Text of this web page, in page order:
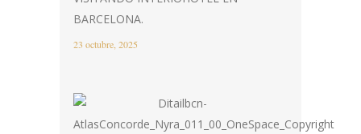
BARCELONA.
23 octubre, 2025